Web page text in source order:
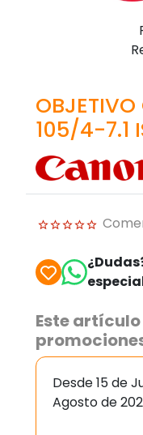
105/4-7.1
Este
Desde 15 de
Agosto de